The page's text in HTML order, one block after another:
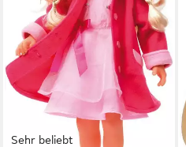
Sehr beliebt